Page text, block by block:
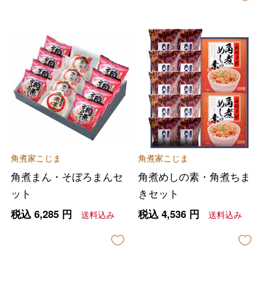
角煮家こじま
角煮まん・そぼろまんセ
ット
税込 6,285円 送料込み
角煮家こじま
角煮めしの素・角煮ちま
きセット
税込 4,536円 送料込み